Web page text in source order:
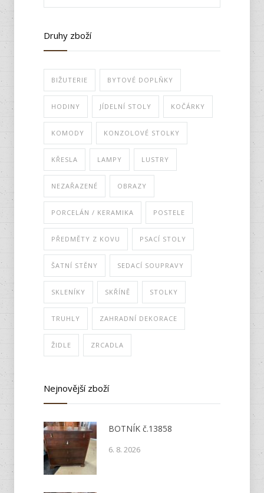
Druhy zboží
BIŽUTERIE BYTOVÉ DOPLŇKY
HODINY JÍDELNÍ STOLY KOČÁRKY
KOMODY KONZOLOVÉ STOLKY
KŘESLA LAMPY LUSTRY
NEZAŘAZENÉ OBRAZY
PORCELÁN / KERAMIKA POSTELE
PŘEDMĚTY Z KOVU PSACÍ STOLY
ŠATNÍ STĚNY SEDACÍ SOUPRAVY
SKLENÍKY SKŘÍNĚ STOLKY
TRUHLY ZAHRADNÍ DEKORACE
ŽIDLE ZRCADLA
Nejnovější zboží
BOTNÍK č.13858
6. 8. 2026